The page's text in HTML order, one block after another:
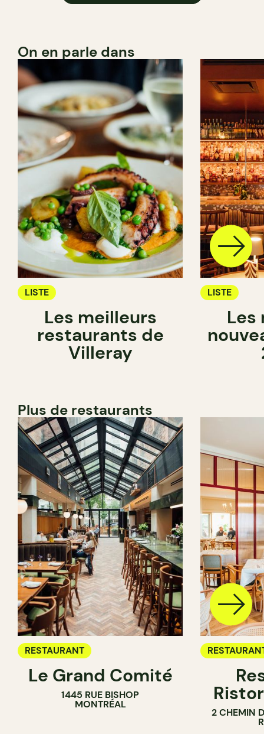
On en parle dans
LISTE
Les meilleurs
restaurants de
Villeray
LISTE
Les
Plus de restaurants
RESTAURANT
Le Grand Comité
1445 RUE BISHOP
MONTRÉAL
2 CHEMIN